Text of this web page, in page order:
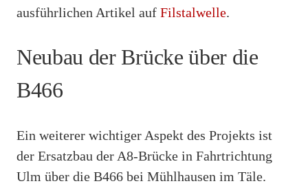
ausführlichen Artikel auf Filstalwelle.
Neubau der Brücke über die
B466
Ein weiterer wichtiger Aspekt des Projekts ist
der Ersatzbau der A8-Brücke in Fahrtrichtung
Ulm über die B466 bei Mühlhausen im Täle.